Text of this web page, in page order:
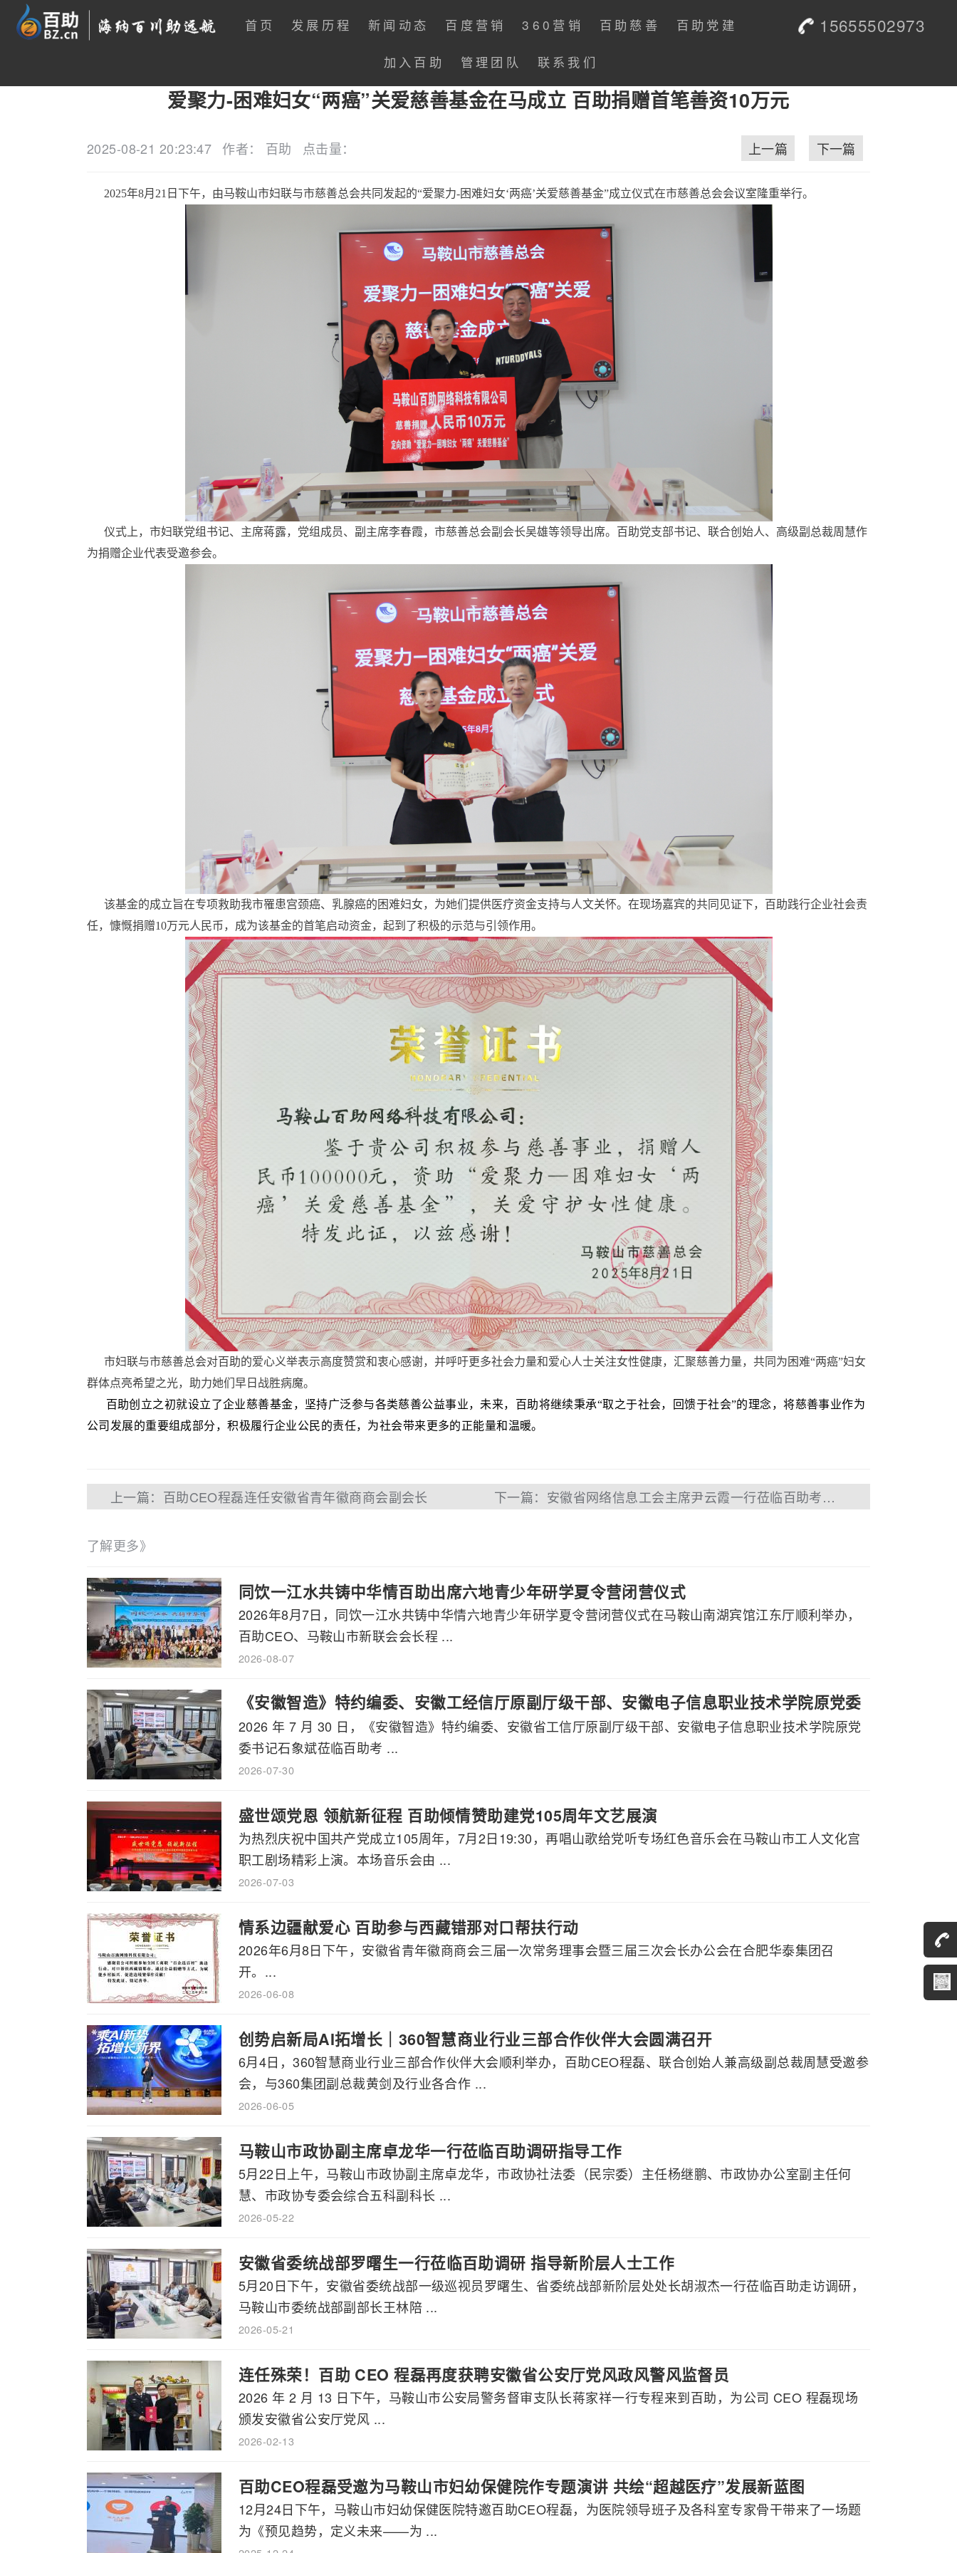
首页 发展历程 新闻动态 百度营销 360营销 百助慈善 百助党建
加入百助 管理团队 联系我们
15655502973
爱聚力-困难妇女“两癌”关爱慈善基金在马成立 百助捐赠首笔善资10万元
2025-08-21 20:23:47 作者： 百助 点击量： 下一篇
上一篇
2025年8月21日下午，由马鞍山市妇联与市慈善总会共同发起的“爱聚力-困难妇女‘两癌’关爱慈善基金”成立仪式在市慈善总会会议室隆重举行。
仪式上，市妇联党组书记、主席蒋露，党组成员、副主席李春霞，市慈善总会副会长吴雄等领导出席。百助党支部书记、联合创始人、高级副总裁周慧作
为捐赠企业代表受邀参会。
该基金的成立旨在专项救助我市罹患宫颈癌、乳腺癌的困难妇女，为她们提供医疗资金支持与人文关怀。在现场嘉宾的共同见证下，百助践行企业社会责
任，慷慨捐赠10万元人民币，成为该基金的首笔启动资金，起到了积极的示范与引领作用。
市妇联与市慈善总会对百助的爱心义举表示高度赞赏和衷心感谢，并呼吁更多社会力量和爱心人士关注女性健康，汇聚慈善力量，共同为困难“两癌”妇女
群体点亮希望之光，助力她们早日战胜病魔。
百助创立之初就设立了企业慈善基金，坚持广泛参与各类慈善公益事业，未来，百助将继续秉承“取之于社会，回馈于社会”的理念，将慈善事业作为
公司发展的重要组成部分，积极履行企业公民的责任，为社会带来更多的正能量和温暖。
上一篇：百助CEO程磊连任安徽省青年徽商商会副会长 下一篇：安徽省网络信息工会主席尹云霞一行莅临百助考察指导
了解更多》
同饮一江水共铸中华情百助出席六地青少年研学夏令营闭营仪式
2026年8月7日，同饮一江水共铸中华情六地青少年研学夏令营闭营仪式在马鞍山南湖宾馆江东厅顺利举办，
百助CEO、马鞍山市新联会会长程 ...
2026-08-07
《安徽智造》特约编委、安徽工经信厅原副厅级干部、安徽电子信息职业技术学院原党委
书记石象斌莅临百助考察交流
2026 年 7 月 30 日，《安徽智造》特约编委、安徽省工信厅原副厅级干部、安徽电子信息职业技术学院原党
委书记石象斌莅临百助考 ...
2026-07-30
盛世颂党恩 领航新征程 百助倾情赞助建党105周年文艺展演
为热烈庆祝中国共产党成立105周年，7月2日19:30，再唱山歌给党听专场红色音乐会在马鞍山市工人文化宫
职工剧场精彩上演。本场音乐会由 ...
2026-07-03
情系边疆献爱心 百助参与西藏错那对口帮扶行动
2026年6月8日下午，安徽省青年徽商商会三届一次常务理事会暨三届三次会长办公会在合肥华泰集团召
开。...
2026-06-08
创势启新局AI拓增长｜360智慧商业行业三部合作伙伴大会圆满召开
6月4日，360智慧商业行业三部合作伙伴大会顺利举办，百助CEO程磊、联合创始人兼高级副总裁周慧受邀参
会，与360集团副总裁黄剑及行业各合作 ...
2026-06-05
马鞍山市政协副主席卓龙华一行莅临百助调研指导工作
5月22日上午，马鞍山市政协副主席卓龙华，市政协社法委（民宗委）主任杨继鹏、市政协办公室副主任何
慧、市政协专委会综合五科副科长 ...
2026-05-22
安徽省委统战部罗曙生一行莅临百助调研 指导新阶层人士工作
5月20日下午，安徽省委统战部一级巡视员罗曙生、省委统战部新阶层处处长胡淑杰一行莅临百助走访调研，
马鞍山市委统战部副部长王林陪 ...
2026-05-21
连任殊荣！百助 CEO 程磊再度获聘安徽省公安厅党风政风警风监督员
2026 年 2 月 13 日下午，马鞍山市公安局警务督审支队长蒋家祥一行专程来到百助，为公司 CEO 程磊现场
颁发安徽省公安厅党风 ...
2026-02-13
百助CEO程磊受邀为马鞍山市妇幼保健院作专题演讲 共绘“超越医疗”发展新蓝图
12月24日下午，马鞍山市妇幼保健医院特邀百助CEO程磊，为医院领导班子及各科室专家骨干带来了一场题
为《预见趋势，定义未来——为 ...